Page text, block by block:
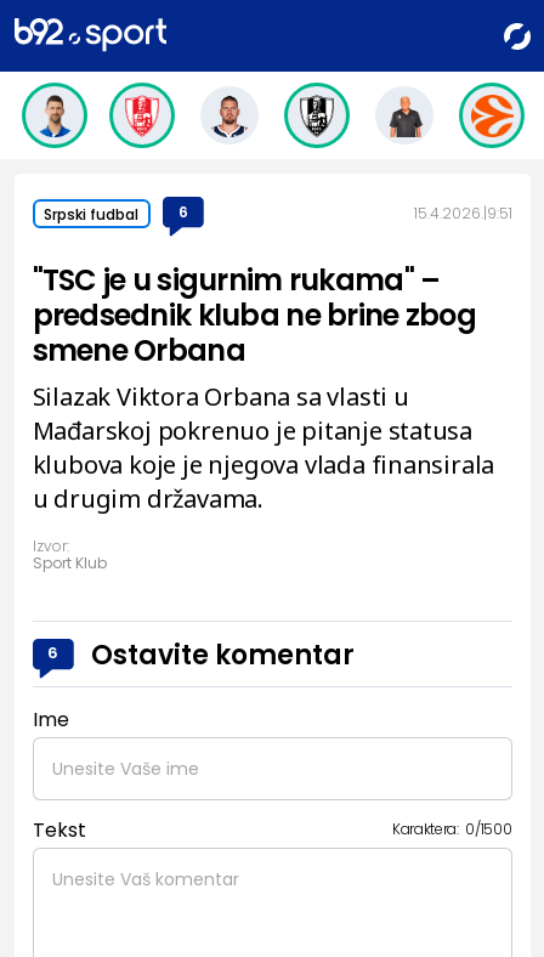
Srpski fudbal 6 15.4.2026. 9:51
"TSC je u sigurnim rukama" –
predsednik kluba ne brine zbog
smene Orbana
Silazak Viktora Orbana sa vlasti u
Mađarskoj pokrenuo je pitanje statusa
klubova koje je njegova vlada finansirala
u drugim državama.
Izvor:
Sport Klub
6 Ostavite komentar
Ime
Tekst Karaktera: 0/1500